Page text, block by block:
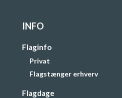
INFO
Flaginfo
Privat
Flagstænger erhverv
Flagdage